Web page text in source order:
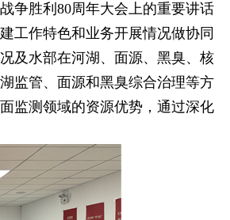
争胜利80周年大会上的重要讲话
工作特色和业务开展情况做协同
及水部在河湖、面源、黑臭、核
监管、面源和黑臭综合治理等方
监测领域的资源优势，通过深化